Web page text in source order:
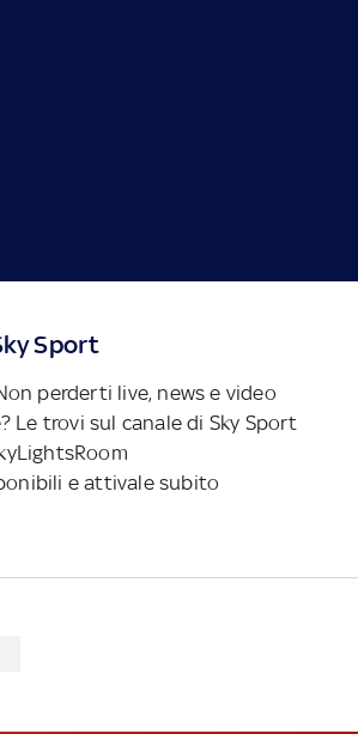
Sport
perderti live, news e video
Le trovi sul canale di Sky Sport
e attivale subito